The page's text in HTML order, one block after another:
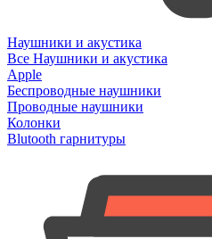
Наушники и акустика
Все Наушники и акустика
Apple
Беспроводные наушники
Проводные наушники
Колонки
Blutooth гарнитуры